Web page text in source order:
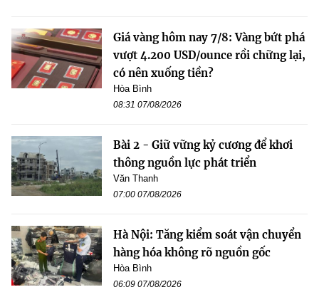
Giá vàng hôm nay 7/8: Vàng bứt phá
vượt 4.200 USD/ounce rồi chững lại,
có nên xuống tiền?
Hòa Bình
08:31 07/08/2026
Bài 2 - Giữ vững kỷ cương để khơi
thông nguồn lực phát triển
Văn Thanh
07:00 07/08/2026
Hà Nội: Tăng kiểm soát vận chuyển
hàng hóa không rõ nguồn gốc
Hòa Bình
06:09 07/08/2026